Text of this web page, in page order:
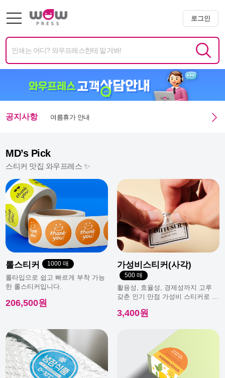
로그인
공지사항
미니배너 용지 변경 및 단가 인상 안내
미니배너 임시 생산 중단 안내
여름휴가 안내
광복절 휴무안내
MD’s Pick
스티커 맛집 와우프레스 ✨
롤스티커 1000 매
롤타입으로 쉽고 빠르게 부착 가능
한 롤스티커입니다.
206,500원
가성비스티커(사각)
500 매
활용성, 효율성, 경제성까지 고루
갖춘 인기 만점 가성비 스티커로 일
3,400원